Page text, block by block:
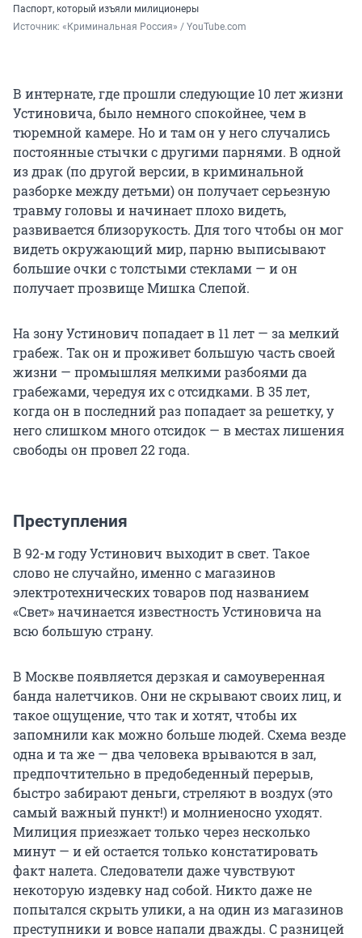
Паспорт, который изъяли милиционеры
Источник: «Криминальная Россия» / YouTube.com
В интернате, где прошли следующие 10 лет жизни
Устиновича, было немного спокойнее, чем в
тюремной камере. Но и там он у него случались
постоянные стычки с другими парнями. В одной
из драк (по другой версии, в криминальной
разборке между детьми) он получает серьезную
травму головы и начинает плохо видеть,
развивается близорукость. Для того чтобы он мог
видеть окружающий мир, парню выписывают
большие очки с толстыми стеклами — и он
получает прозвище Мишка Слепой.
На зону Устинович попадает в 11 лет — за мелкий
грабеж. Так он и проживет большую часть своей
жизни — промышляя мелкими разбоями да
грабежами, чередуя их с отсидками. В 35 лет,
когда он в последний раз попадает за решетку, у
него слишком много отсидок — в местах лишения
свободы он провел 22 года.
Преступления
В 92-м году Устинович выходит в свет. Такое
слово не случайно, именно с магазинов
электротехнических товаров под названием
«Свет» начинается известность Устиновича на
всю большую страну.
В Москве появляется дерзкая и самоуверенная
банда налетчиков. Они не скрывают своих лиц, и
такое ощущение, что так и хотят, чтобы их
запомнили как можно больше людей. Схема везде
одна и та же — два человека врываются в зал,
предпочтительно в предобеденный перерыв,
быстро забирают деньги, стреляют в воздух (это
самый важный пункт!) и молниеносно уходят.
Милиция приезжает только через несколько
минут — и ей остается только констатировать
факт налета. Следователи даже чувствуют
некоторую издевку над собой. Никто даже не
попытался скрыть улики, а на один из магазинов
преступники и вовсе напали дважды. С разницей